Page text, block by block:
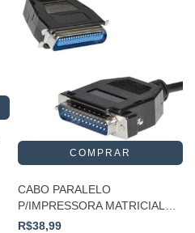
CABO PARALELO
P/IMPRESSORA MATRICIAL
CBUS0019
R$38,99